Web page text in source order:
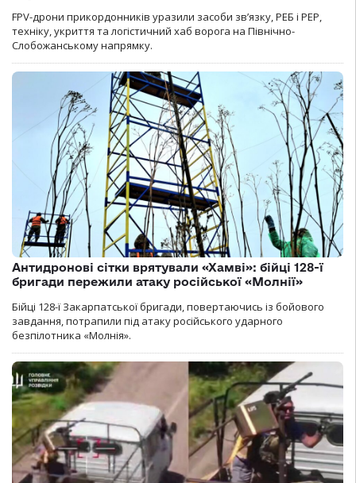
FPV-дрони прикордонників уразили засоби зв’язку, РЕБ і РЕР,
техніку, укриття та логістичний хаб ворога на Північно-
Слобожанському напрямку.
Антидронові сітки врятували «Хамві»: бійці 128-ї
бригади пережили атаку російської «Молнії»
Бійці 128-ї Закарпатської бригади, повертаючись із бойового
завдання, потрапили під атаку російського ударного
безпілотника «Молнія».